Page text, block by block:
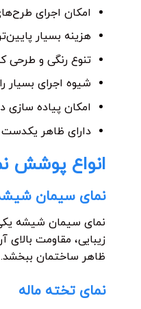
امکان اجرای
هزینه بسیار
تنوع رنگی و طرحی
شیوه اجرای بسیار
امکان پیاده
دارای ظاهر
انواع پوشش
نمای سیمان
نمای سیمان شیشه
زیبایی، مقاومت
ظاهر ساختمان
نمای تخته ماله